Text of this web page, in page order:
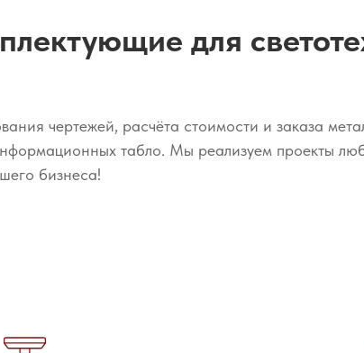
для
чертежей, расчёта стоимости и заказа
табло. Мы реализуем проекты
бизнеса!